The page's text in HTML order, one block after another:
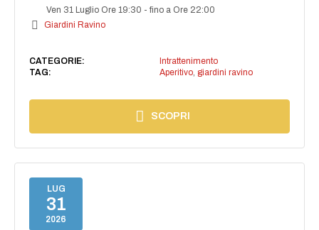
Ven 31 Luglio Ore 19:30 -fino a Ore 22:00
Giardini Ravino
CATEGORIE:
Intrattenimento
TAG:
Aperitivo, giardini ravino
SCOPRI
LUG
31
2026